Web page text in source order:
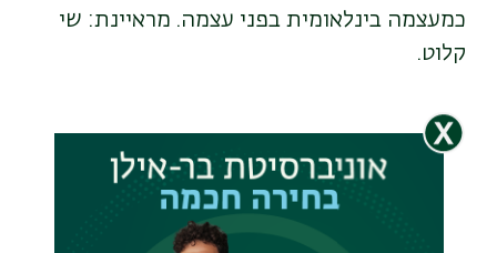
כמעצמה בינלאומית בפני עצמה. מראיינת: שי
קלוט.